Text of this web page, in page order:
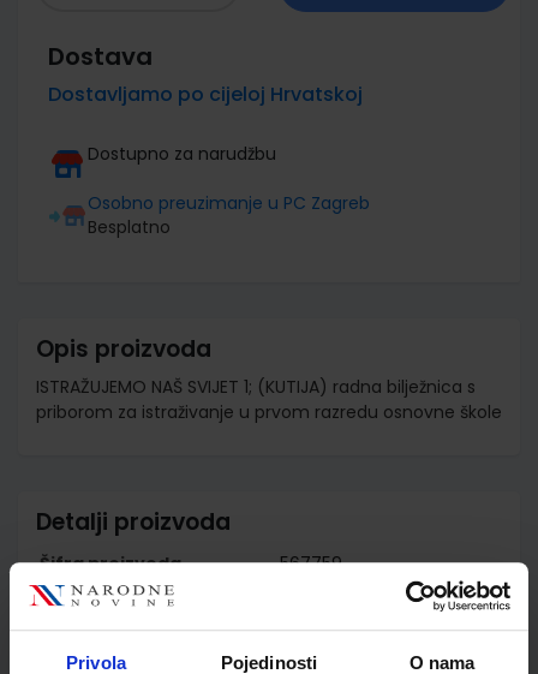
Privola Pojedinosti O nama
Dostava
Dostavljamo po cijeloj Hrvatskoj
Dostupno za narudžbu
Osobno preuzimanje u PC Zagreb
Besplatno
Opis proizvoda
ISTRAŽUJEMO NAŠ SVIJET 1; (KUTIJA) radna bilježnica s
priborom za istraživanje u prvom razredu osnovne škole
Detalji proizvoda
Šifra proizvoda
567759
Jedinična mjera
Nakladnik
ŠKOLSKA KNJIGA d.d.
Autor
/